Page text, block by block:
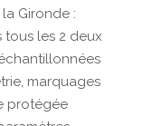
Gironde :
tous les 2 deux
marquages
protégée